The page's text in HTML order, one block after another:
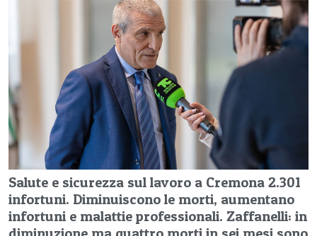
Salute e sicurezza sul lavoro a Cremona 2.301
infortuni. Diminuiscono le morti, aumentano
infortuni e malattie professionali. Zaffanelli: in